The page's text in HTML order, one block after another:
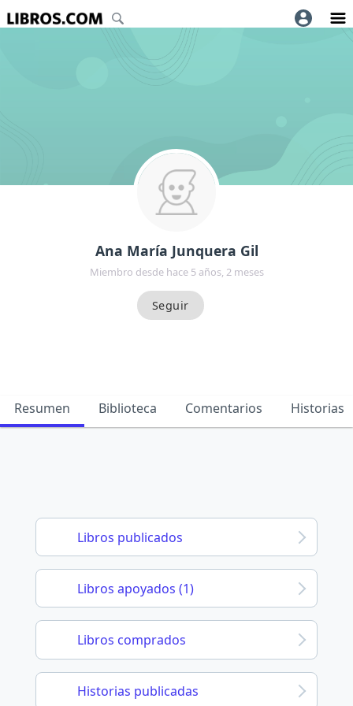
Ana María Junquera Gil
Miembro desde hace 5 años, 2 meses
Resumen Biblioteca Comentarios Historias
Libros publicados
Libros apoyados (1)
Libros comprados
Historias publicadas